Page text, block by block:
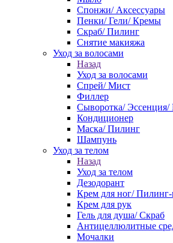
Спонжи/ Аксессуары
Пенки/ Гели/ Кремы
Скраб/ Пилинг
Снятие макияжа
Уход за волосами
Назад
Уход за волосами
Спрей/ Мист
Филлер
Сыворотка/ Эссенция/
Кондиционер
Маска/ Пилинг
Шампунь
Уход за телом
Назад
Уход за телом
Дезодорант
Крем для ног/ Пилинг-
Крем для рук
Гель для душа/ Скраб
Антицеллюлитные
Мочалки